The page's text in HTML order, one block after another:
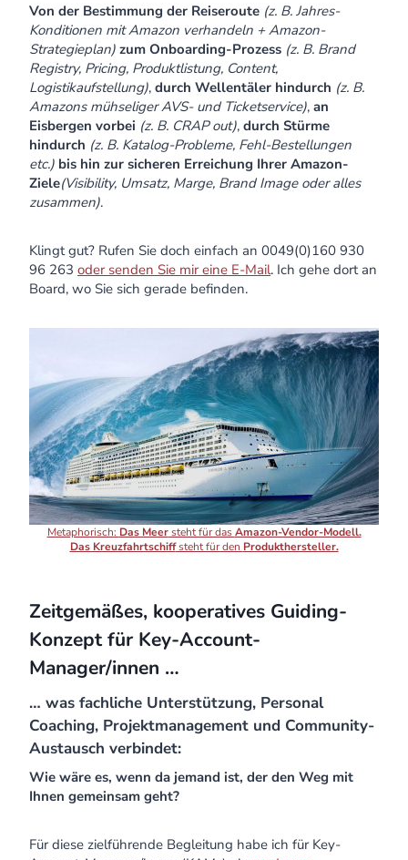
Von der Bestimmung der Reiseroute (z. B. Jahres-
Konditionen mit Amazon verhandeln + Amazon-
Strategieplan) zum Onboarding-Prozess (z. B. Brand
Registry, Pricing, Produktlistung, Content,
Logistikaufstellung), durch Wellentäler hindurch (z. B.
Amazons mühseliger AVS- und Ticketservice), an
Eisbergen vorbei (z. B. CRAP out), durch Stürme
hindurch (z. B. Katalog-Probleme, Fehl-Bestellungen
etc.) bis hin zur sicheren Erreichung Ihrer Amazon-
Ziele(Visibility, Umsatz, Marge, Brand Image oder alles
zusammen).
Klingt gut? Rufen Sie doch einfach an 0049(0)160 930
96 263 oder senden Sie mir eine E-Mail. Ich gehe dort an
Board, wo Sie sich gerade befinden.
Metaphorisch: Das Meersteht für dasAmazon-Vendor-Modell.
Das Kreuzfahrtschiffsteht für den Produkthersteller.
Zeitgemäßes, kooperatives Guiding-
Konzeptfür Key-Account-
Manager/innen …
… was fachliche Unterstützung, Personal
Coaching, Projektmanagement und Community-
Austausch verbindet:
Wie wäre es, wenn da jemand ist, der den Weg mit
Ihnen gemeinsam geht?
Für diese zielführende Begleitung habe ich für Key-